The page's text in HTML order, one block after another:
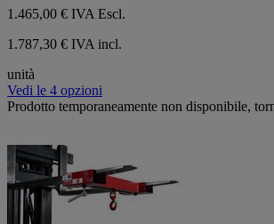
1.465,00 € IVA Escl.
1.787,30 € IVA incl.
unità
Vedi le 4 opzioni
Prodotto temporaneamente non disponibile,